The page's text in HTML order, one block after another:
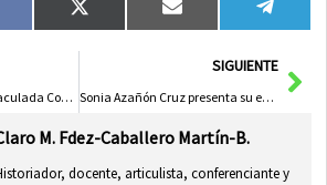
Compartir
en
X
(Twitter)
Compartir
en
Email
en
La imagen de la Inmaculada Concepción visita el barrio del Cristo
SIGUIENTE
Sonia Azañón Cruz presenta su exposición Arte SAC Serie Música en Color
M. Fdez-Caballero Martín-B.
docente, articulista, conferenciante y